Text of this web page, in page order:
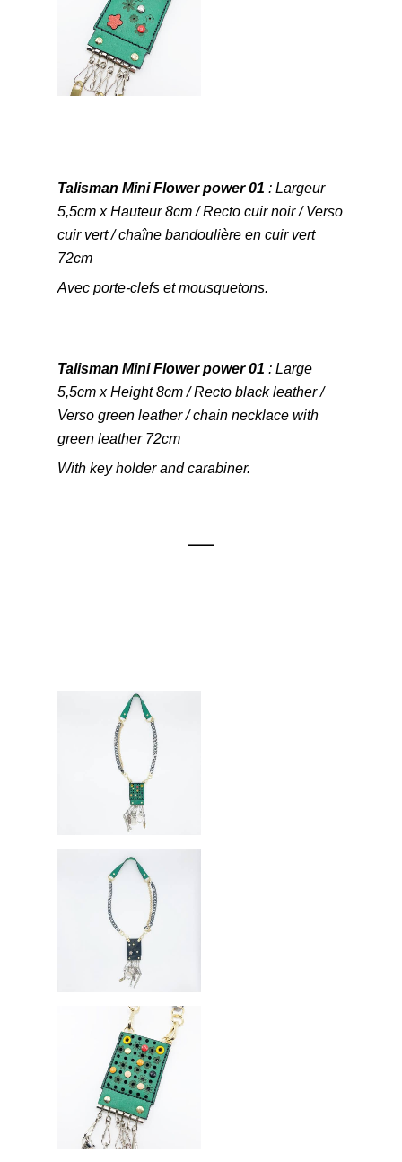
Talisman Mini Flower power 01 : Largeur
5,5cm x Hauteur 8cm / Recto cuir noir / Verso
cuir vert / chaîne bandoulière en cuir vert
72cm
Avec porte-clefs et mousquetons.
Talisman Mini Flower power 01 : Large
5,5cm x Height 8cm / Recto black leather /
Verso green leather / chain necklace with
green leather 72cm
With key holder and carabiner.